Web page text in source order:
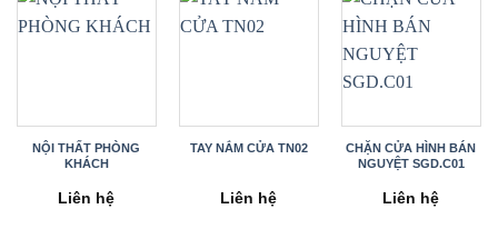
NỘI THẤT PHÒNG
KHÁCH
Liên hệ
TAY NẮM CỬA TN02
Liên hệ
CHẶN CỬA HÌNH BÁN
NGUYỆT SGD.C01
Liên hệ